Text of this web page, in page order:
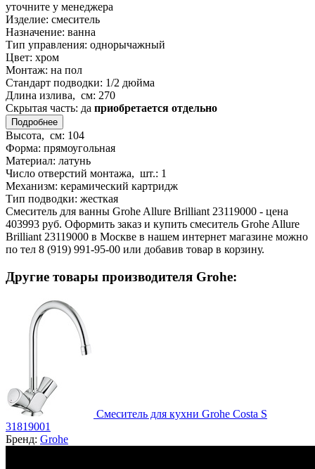
уточните у менеджера
Изделие: смеситель
Назначение: ванна
Тип управления: однорычажный
Цвет: хром
Монтаж: на пол
Стандарт подводки: 1/2 дюйма
Длина излива, см: 270
Скрытая часть: да приобретается отдельно
Подробнее
Высота, см: 104
Форма: прямоугольная
Материал: латунь
Число отверстий монтажа, шт.: 1
Механизм: керамический картридж
Тип подводки: жесткая
Смеситель для ванны Grohe Allure Brilliant 23119000 - цена
403993 руб. Оформить заказ и купить смеситель Grohe Allure
Brilliant 23119000 в Москве в нашем интернет магазине можно
по тел 8 (919) 991-95-00 или добавив товар в корзину.
Другие товары производителя Grohe:
Смеситель для кухни Grohe Costa S
31819001
Бренд: Grohe